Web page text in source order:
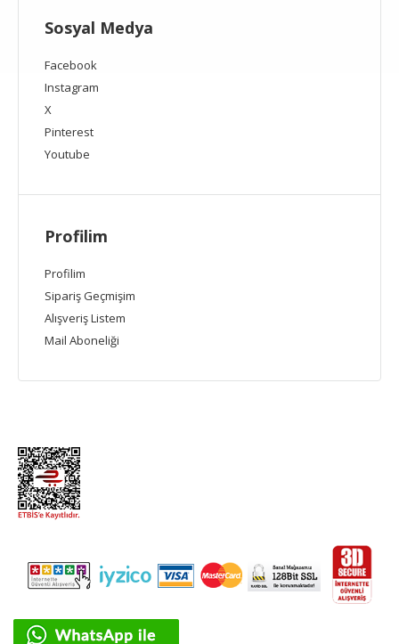
Sosyal Medya
Facebook
Instagram
X
Pinterest
Youtube
Profilim
Profilim
Sipariş Geçmişim
Alışveriş Listem
Mail Aboneliği